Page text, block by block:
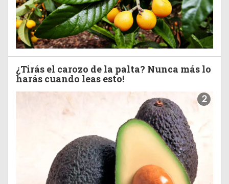
¿Tirás el carozo de la palta? Nunca más lo
harás cuando leas esto!
2